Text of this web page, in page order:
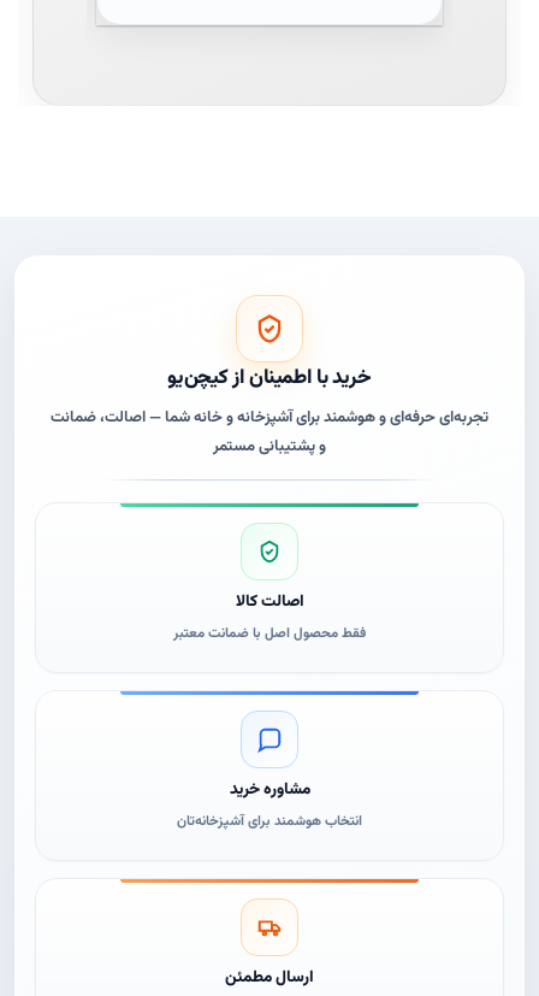
خرید با اطمینان از کیچن‌یو
تجربه‌ای حرفه‌ای و هوشمند برای آشپزخانه و خانه شما — اصالت، ضمانت
و پشتیبانی مستمر
اصالت کالا
فقط محصول اصل با ضمانت معتبر
مشاوره خرید
انتخاب هوشمند برای آشپزخانه‌تان
ارسال مطمئن